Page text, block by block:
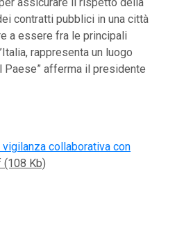
contratti pubblici in una città
a essere fra le principali
rappresenta un luogo
afferma il presidente
collaborativa con
(108 Kb)